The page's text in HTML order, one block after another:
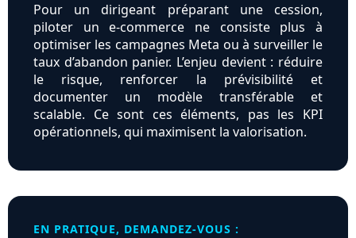
Pour un dirigeant préparant une cession,
piloter un e‑commerce ne consiste plus à
optimiser les campagnes Meta ou à surveiller le
taux d’abandon panier. L’enjeu devient : réduire
le risque, renforcer la prévisibilité et
documenter un modèle transférable et
scalable. Ce sont ces éléments, pas les KPI
opérationnels, qui maximisent la valorisation.
EN PRATIQUE, DEMANDEZ-VOUS :